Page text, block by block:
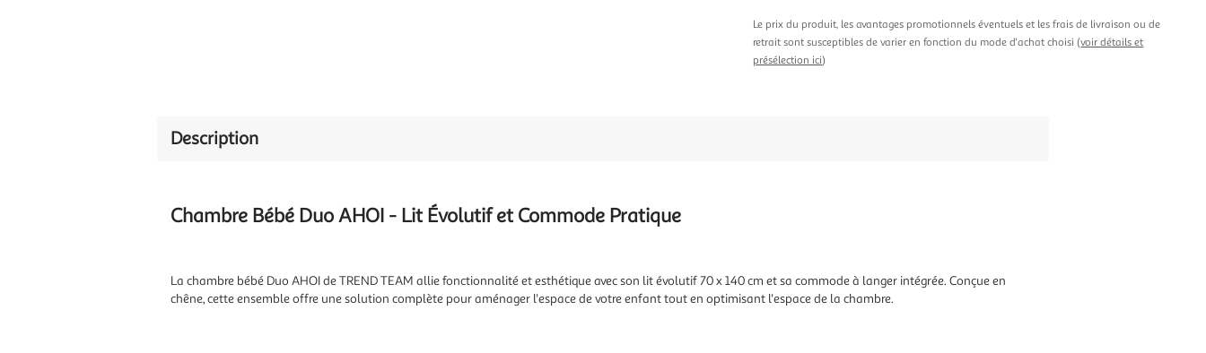
Le prix du produit, les avantages promotionnels éventuels et les frais de livraison ou de
retrait sont susceptibles de varier en fonction du mode d'achat choisi (voir détails et
présélection ici)
Description
Chambre Bébé Duo AHOI - Lit Évolutif et Commode Pratique
La chambre bébé Duo AHOI de TREND TEAM allie fonctionnalité et esthétique avec son lit évolutif 70 x 140 cm et sa commode à langer intégrée. Conçue en
chêne, cette ensemble offre une solution complète pour aménager l'espace de votre enfant tout en optimisant l'espace de la chambre.